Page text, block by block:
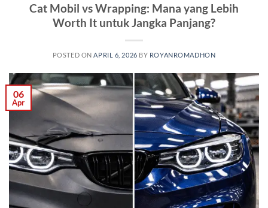
Cat Mobil vs Wrapping: Mana yang Lebih
Worth It untuk Jangka Panjang?
POSTED ON APRIL 6, 2026 BY ROYANROMADHON
06
Apr